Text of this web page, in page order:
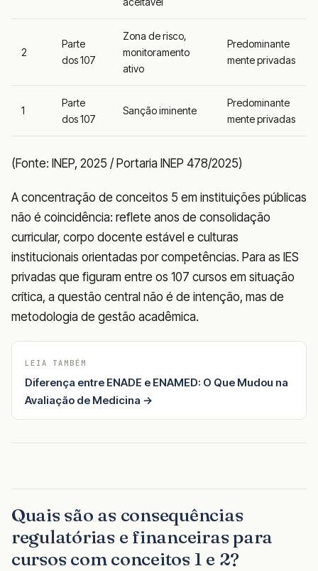
2
Parte
dos 107
Zona de risco,
monitoramento
ativo
Predominante
mente privadas
1
Parte
dos 107
Sanção iminente
Predominante
mente privadas
(Fonte: INEP, 2025 / Portaria INEP 478/2025)
A concentração de conceitos 5 em instituições públicas
não é coincidência: reflete anos de consolidação
curricular, corpo docente estável e culturas
institucionais orientadas por competências. Para as IES
privadas que figuram entre os 107 cursos em situação
crítica, a questão central não é de intenção, mas de
metodologia de gestão acadêmica.
LEIA TAMBÉM
Diferença entre ENADE e ENAMED: O Que Mudou na
Avaliação de Medicina →
Quais são as consequências
regulatórias e financeiras para
cursos com conceitos 1 e 2?